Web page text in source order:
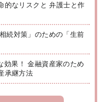
的なリスクと 弁護士と作
続対策」のための「生前
効果！ 金融資産家のため
承継方法